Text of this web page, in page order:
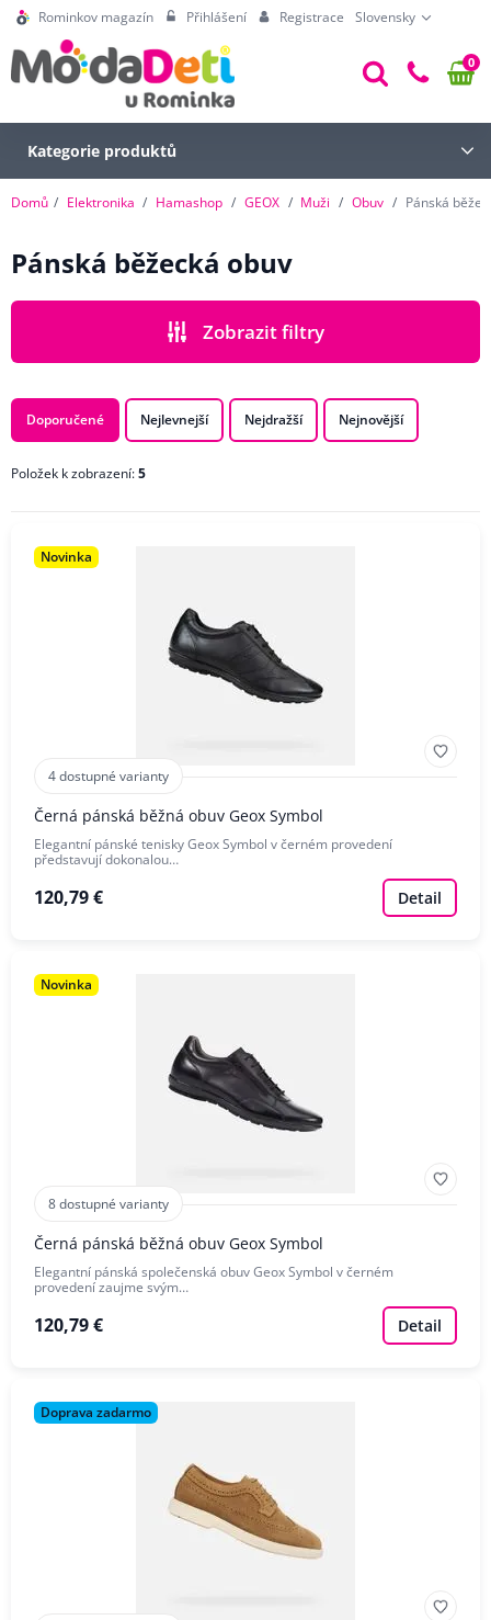
Rominkov magazín Přihlášení Registrace Slovensky
0
Kategorie produktů
Domů Elektronika Hamashop GEOX Muži Obuv Pánská
Pánská běžecká obuv
Zobrazit filtry
CENA
BARVA
POHLAVÍ
Doporučené Nejlevnejší Nejdražší Nejnovější
Položek k zobrazení:5
Novinka
4 dostupné varianty
Černá pánská běžná obuv Geox Symbol
Elegantní pánské tenisky Geox Symbol v černém provedení
představují dokonalou…
120,79 € Detail
Novinka
8 dostupné varianty
Černá pánská běžná obuv Geox Symbol
Elegantní pánská společenská obuv Geox Symbol v černém
provedení zaujme svým…
120,79 € Detail
Doprava zadarmo